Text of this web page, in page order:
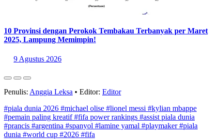
10 Provinsi dengan Perokok Tembakau Terbanyak per Maret
2025, Lampung Memimpin!
9 Agustus 2026
Penulis: Anggia Leksa • Editor: Editor
#piala dunia 2026 #michael olise #lionel messi #kylian mbappe
#pemain paling kreatif#fifa power rankings #assist piala dunia
#prancis #argentina #spanyol #lamine yamal #playmaker#piala
dunia #world cup #2026 #fifa